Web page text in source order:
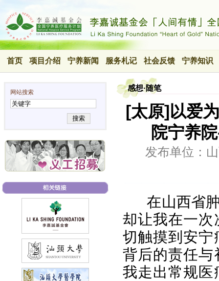
首页 项目介绍 宁养新闻 服务札记 社会反馈 宁养知识
网站搜索
搜索
感想·随笔
[太原]以爱
院宁养
发布单位：
在山西省
却让我在一次
切触摸到安宁
背后的责任与
我走出常规医